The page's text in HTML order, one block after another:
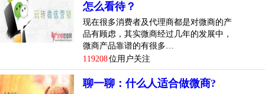
怎么看待？
现在很多消费者及代理商都是对微商的产
品有顾虑，其实微商经过几年的发展中，
微商产品靠谱的有很多…
119208位用户关注
聊一聊：什么人适合做微商?